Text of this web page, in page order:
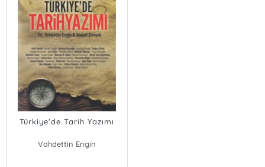
Türkiye'de Tarih Yazımı
Vahdettin Engin